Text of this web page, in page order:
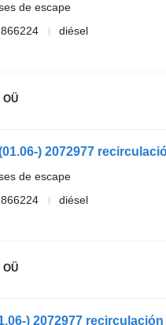
de escape
diésel
de escape
diésel